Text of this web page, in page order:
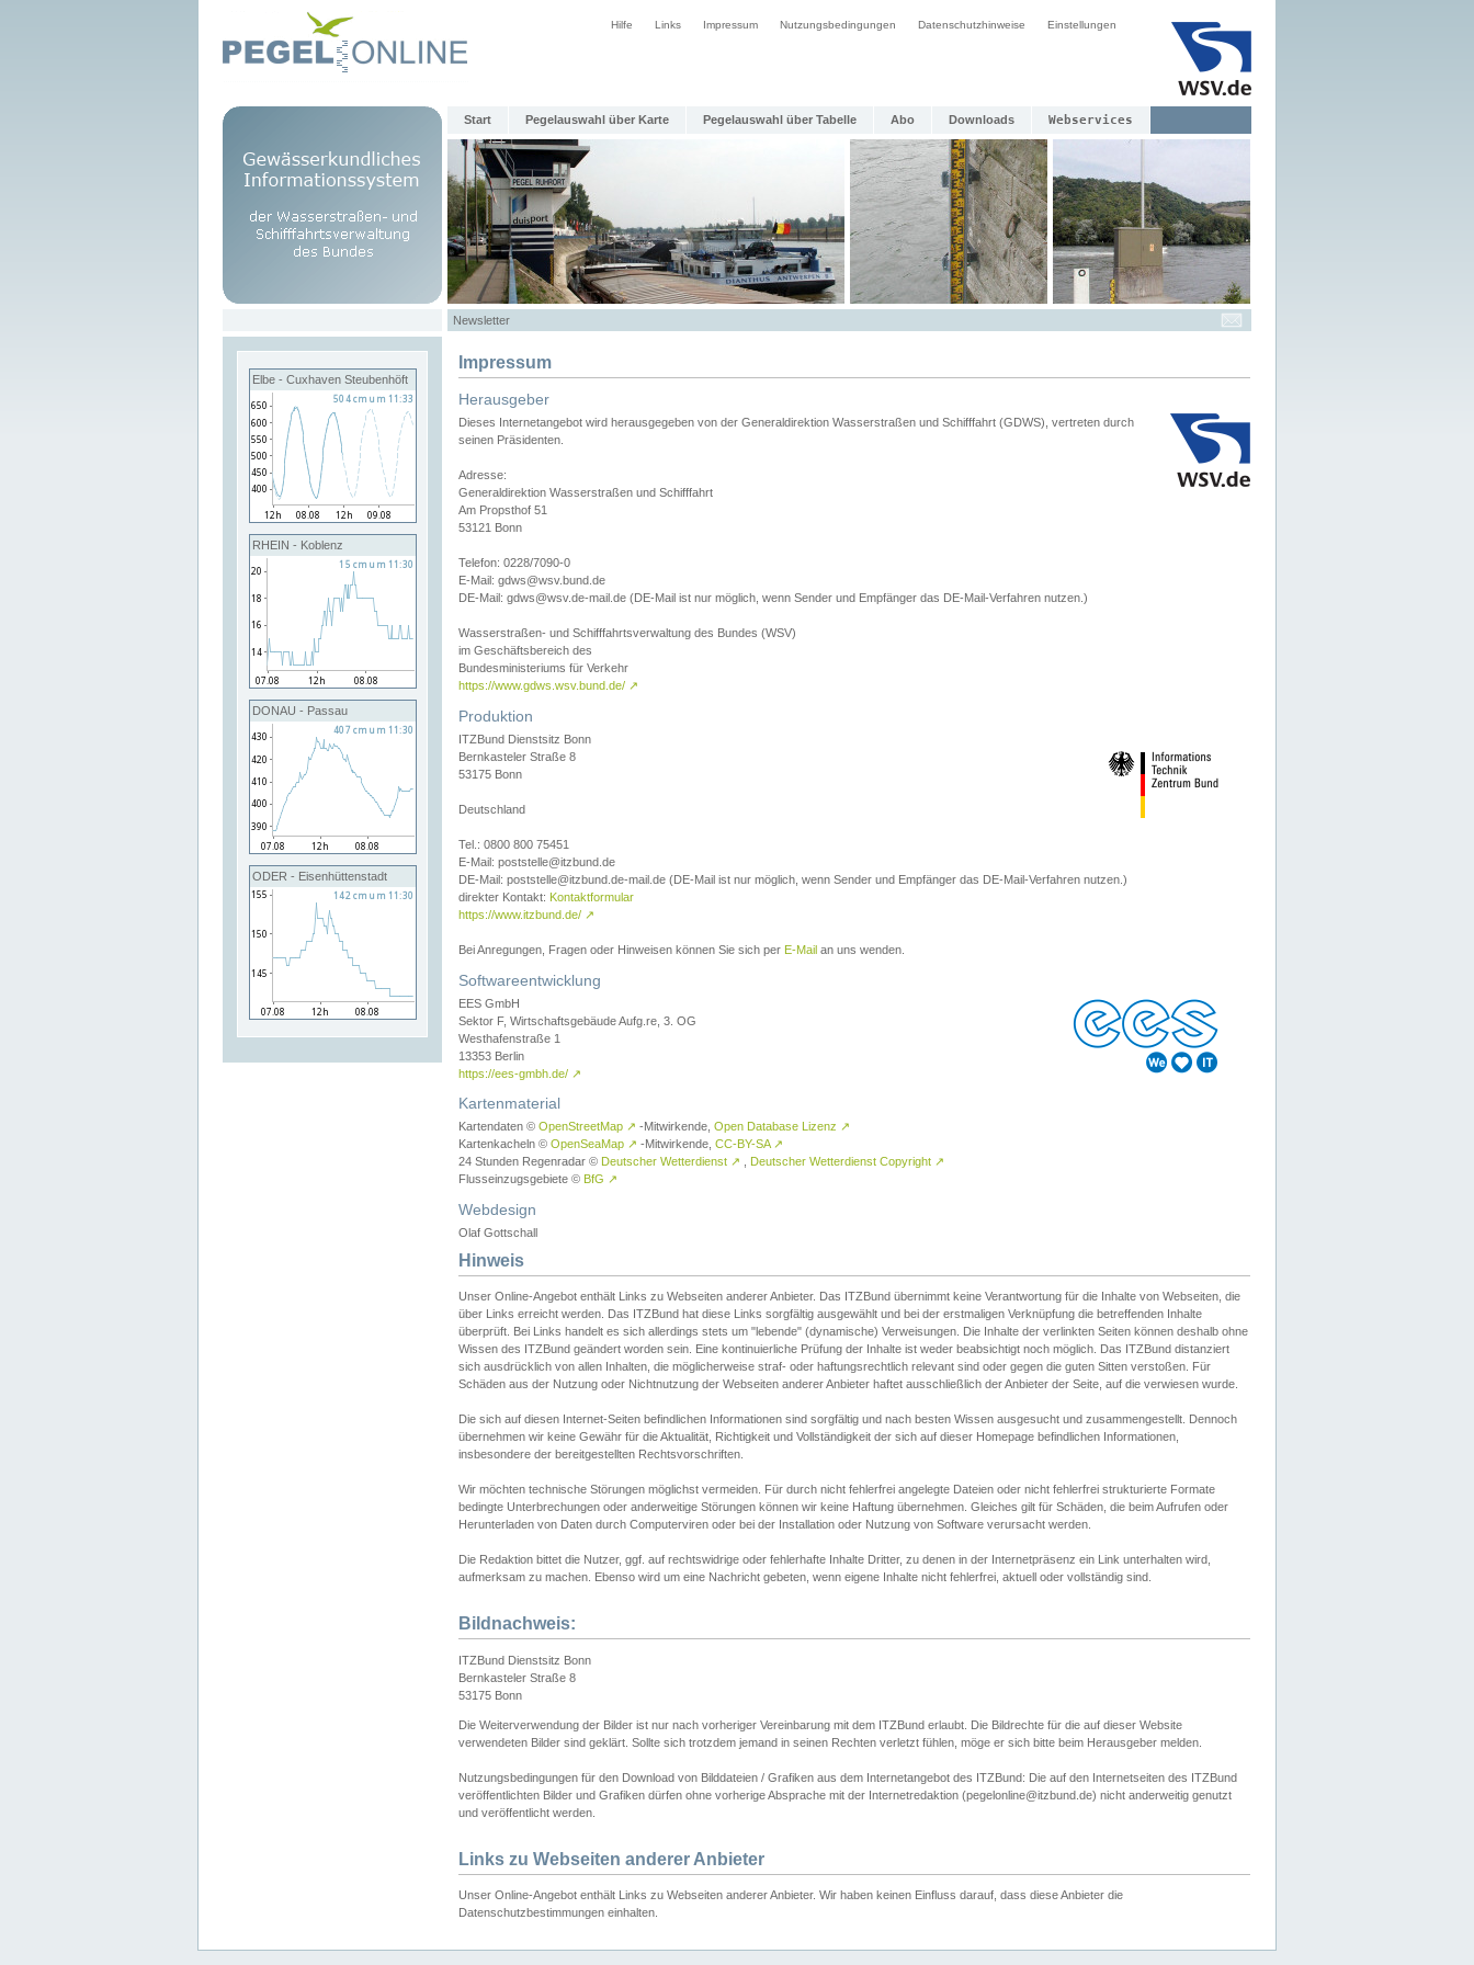
Hilfe Links Impressum Nutzungsbedingungen Datenschutzhinweise Einstellungen
Start Pegelauswahl über Karte Pegelauswahl über Tabelle Abo Downloads Webservices
Newsletter
Elbe - Cuxhaven Steubenhöft
RHEIN - Koblenz
DONAU - Passau
ODER - Eisenhüttenstadt
Impressum
Herausgeber
Dieses Internetangebot wird herausgegeben von der Generaldirektion Wasserstraßen und Schifffahrt (GDWS), vertreten durch
seinen Präsidenten.
Adresse:
Generaldirektion Wasserstraßen und Schifffahrt
Am Propsthof 51
53121 Bonn
Telefon: 0228/7090-0
E-Mail: gdws@wsv.bund.de
DE-Mail: gdws@wsv.de-mail.de (DE-Mail ist nur möglich, wenn Sender und Empfänger das DE-Mail-Verfahren nutzen.)
Wasserstraßen- und Schifffahrtsverwaltung des Bundes (WSV)
im Geschäftsbereich des
Bundesministeriums für Verkehr
https://www.gdws.wsv.bund.de/ ↗
Produktion
ITZBund Dienstsitz Bonn
Bernkasteler Straße 8
53175 Bonn
Deutschland
Tel.: 0800 800 75451
E-Mail: poststelle@itzbund.de
DE-Mail: poststelle@itzbund.de-mail.de (DE-Mail ist nur möglich, wenn Sender und Empfänger das DE-Mail-Verfahren nutzen.)
direkter Kontakt: Kontaktformular
https://www.itzbund.de/ ↗
Bei Anregungen, Fragen oder Hinweisen können Sie sich per E-Mail an uns wenden.
Softwareentwicklung
EES GmbH
Sektor F, Wirtschaftsgebäude Aufg.re, 3. OG
Westhafenstraße 1
13353 Berlin
https://ees-gmbh.de/ ↗
Kartenmaterial
Kartendaten © OpenStreetMap ↗ -Mitwirkende, Open Database Lizenz ↗
Kartenkacheln © OpenSeaMap ↗ -Mitwirkende, CC-BY-SA ↗
24 Stunden Regenradar © Deutscher Wetterdienst ↗ Deutscher Wetterdienst Copyright ↗
Flusseinzugsgebiete © BfG ↗
Webdesign
Olaf Gottschall
Hinweis
Unser Online-Angebot enthält Links zu Webseiten anderer Anbieter. Das ITZBund übernimmt keine Verantwortung für die Inhalte von Webseiten, die
über Links erreicht werden. Das ITZBund hat diese Links sorgfältig ausgewählt und bei der erstmaligen Verknüpfung die betreffenden Inhalte
überprüft. Bei Links handelt es sich allerdings stets um "lebende" (dynamische) Verweisungen. Die Inhalte der verlinkten Seiten können deshalb ohne
Wissen des ITZBund geändert worden sein. Eine kontinuierliche Prüfung der Inhalte ist weder beabsichtigt noch möglich. Das ITZBund distanziert
sich ausdrücklich von allen Inhalten, die möglicherweise straf- oder haftungsrechtlich relevant sind oder gegen die guten Sitten verstoßen. Für
Schäden aus der Nutzung oder Nichtnutzung der Webseiten anderer Anbieter haftet ausschließlich der Anbieter der Seite, auf die verwiesen wurde.
Die sich auf diesen Internet-Seiten befindlichen Informationen sind sorgfältig und nach besten Wissen ausgesucht und zusammengestellt. Dennoch
übernehmen wir keine Gewähr für die Aktualität, Richtigkeit und Vollständigkeit der sich auf dieser Homepage befindlichen Informationen,
insbesondere der bereitgestellten Rechtsvorschriften.
Wir möchten technische Störungen möglichst vermeiden. Für durch nicht fehlerfrei angelegte Dateien oder nicht fehlerfrei strukturierte Formate
bedingte Unterbrechungen oder anderweitige Störungen können wir keine Haftung übernehmen. Gleiches gilt für Schäden, die beim Aufrufen oder
Herunterladen von Daten durch Computerviren oder bei der Installation oder Nutzung von Software verursacht werden.
Die Redaktion bittet die Nutzer, ggf. auf rechtswidrige oder fehlerhafte Inhalte Dritter, zu denen in der Internetpräsenz ein Link unterhalten wird,
aufmerksam zu machen. Ebenso wird um eine Nachricht gebeten, wenn eigene Inhalte nicht fehlerfrei, aktuell oder vollständig sind.
Bildnachweis:
ITZBund Dienstsitz Bonn
Bernkasteler Straße 8
53175 Bonn
Die Weiterverwendung der Bilder ist nur nach vorheriger Vereinbarung mit dem ITZBund erlaubt. Die Bildrechte für die auf dieser Website
verwendeten Bilder sind geklärt. Sollte sich trotzdem jemand in seinen Rechten verletzt fühlen, möge er sich bitte beim Herausgeber melden.
Nutzungsbedingungen für den Download von Bilddateien / Grafiken aus dem Internetangebot des ITZBund: Die auf den Internetseiten des ITZBund
veröffentlichten Bilder und Grafiken dürfen ohne vorherige Absprache mit der Internetredaktion (pegelonline@itzbund.de) nicht anderweitig genutzt
und veröffentlicht werden.
Links zu Webseiten anderer Anbieter
Unser Online-Angebot enthält Links zu Webseiten anderer Anbieter. Wir haben keinen Einfluss darauf, dass diese Anbieter die
Datenschutzbestimmungen einhalten.